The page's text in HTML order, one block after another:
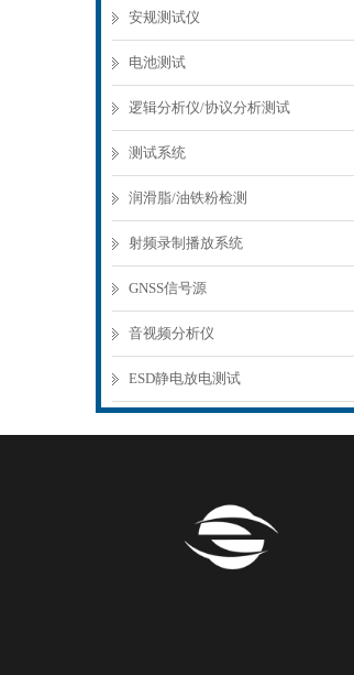
安规测试仪
电池测试
逻辑分析仪/协议分析测试
测试系统
润滑脂/油铁粉检测
射频录制播放系统
GNSS信号源
音视频分析仪
ESD静电放电测试